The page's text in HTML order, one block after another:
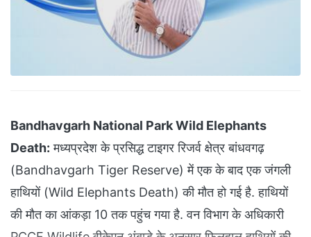
Bandhavgarh National Park Wild Elephants
Death: मध्यप्रदेश के प्रसिद्ध टाइगर रिजर्व क्षेत्र बांधवगढ़
(Bandhavgarh Tiger Reserve) में एक के बाद एक जंगली
हाथियों (Wild Elephants Death) की मौत हो गई है. हाथियों
की मौत का आंकड़ा 10 तक पहुंच गया है. वन विभाग के अधिकारी